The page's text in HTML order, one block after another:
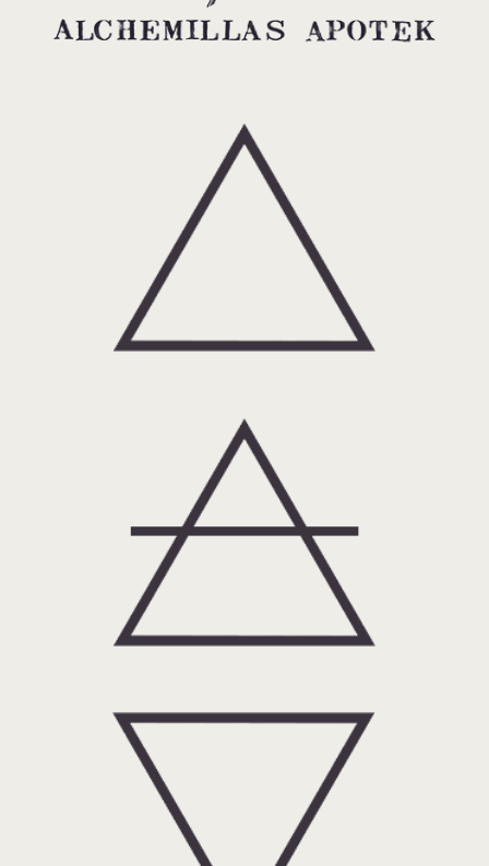
Eld: om alkemi och spagyria.
Luft: om Alchemillas Apotek.
Vatten: Tinkturer, elixir, hydrolat